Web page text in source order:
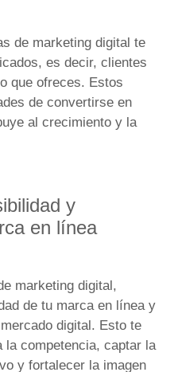
de marketing digital te
es decir, clientes
que ofreces. Estos
de convertirse en
al crecimiento y la
y
en línea
marketing digital,
de tu marca en línea y
digital. Esto te
la competencia, captar la
y fortalecer la imagen